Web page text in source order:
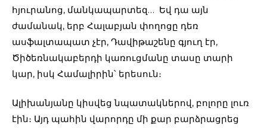
հյուրանոց, մանկապարտեզ… Եվ դա այն
ժամանակ, երբ Հալաբյան փողոցը դեռ
ասֆալտապատ չէր, Դավիթաշենը գյուղ էր,
Ծիծեռնակաբերդի կառուցմանը տասը տարի
կար, իսկ Համալիրին՝ երեսուն։
Ալիխանյանը կիսվեց նպատակներով, բոլորը լուռ
էին։ Այդ պահին վարորդը մի քար բարձրացրեց